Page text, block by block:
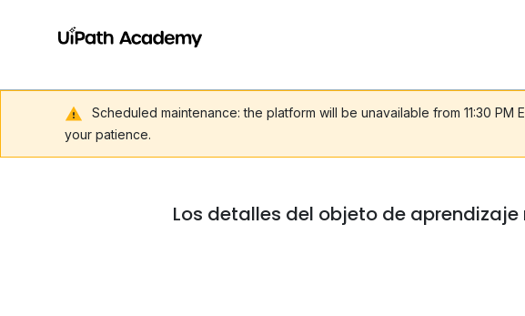
Scheduled maintenance: the platform will be unavailable from 11:30 PM
your patience.
Los detalles del objeto de